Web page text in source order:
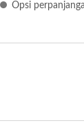
Opsi